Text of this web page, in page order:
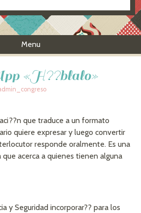
Menu
«H??blalo»
que traduce a un formato
quiere expresar y luego convertir
responde oralmente. Es una
que acerca a quienes tienen alguna
y Seguridad incorporar?? para los